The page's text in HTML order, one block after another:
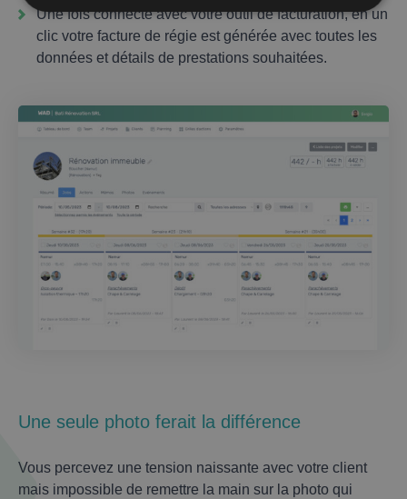
Une fois connecté avec votre outil de facturation, en un
clic votre facture de régie est générée avec toutes les
données et détails de prestations souhaitées.
Une seule photo ferait la différence
Vous percevez une tension naissante avec votre client
mais impossible de remettre la main sur la photo qui